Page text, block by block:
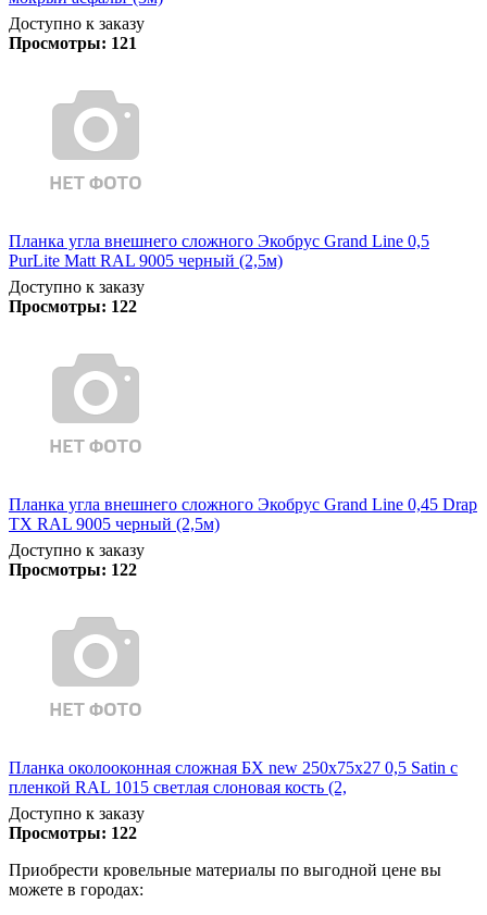
Доступно к заказу
Просмотры: 121
Планка угла внешнего сложного Экобрус Grand Line 0,5
PurLite Matt RAL 9005 черный (2,5м)
Доступно к заказу
Просмотры: 122
Планка угла внешнего сложного Экобрус Grand Line 0,45 Drap
TX RAL 9005 черный (2,5м)
Доступно к заказу
Просмотры: 122
Планка околооконная сложная БХ new 250х75х27 0,5 Satin с
пленкой RAL 1015 светлая слоновая кость (2,
Доступно к заказу
Просмотры: 122
Приобрести кровельные материалы по выгодной цене вы
можете в городах: